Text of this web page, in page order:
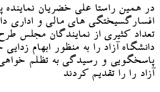
در همین راستا علی خضریان
افسارگسیختگی های مالی و اداری
تعداد کثیری از نمایندگان مجلس
دانشگاه آزاد را به منظور ابهام
پاسخگویی و رسیدگی به تظلم خواهی
آزاد را را تقدیم کردند